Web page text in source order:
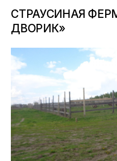
СТРАУСИНАЯ
ДВОРИК»